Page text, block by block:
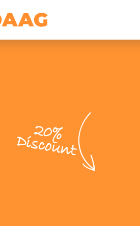
20%
Discount